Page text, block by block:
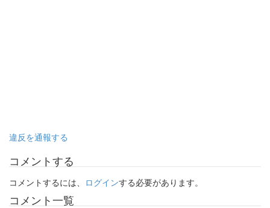
違反を通報する
コメントする
コメントするには、 ログインする必要があります。
コメント一覧